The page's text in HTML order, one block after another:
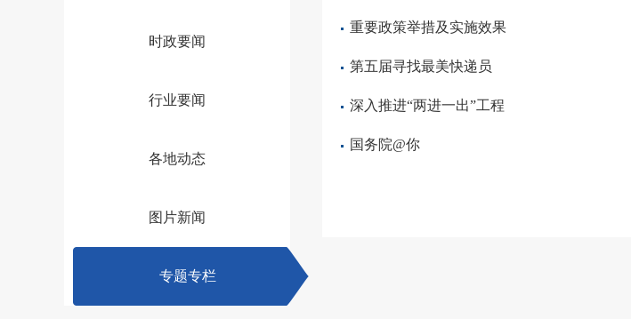
时政要闻
行业要闻
各地动态
图片新闻
专题专栏
重要政策举措及实施效果
第五届寻找最美快递员
深入推进“两进一出”工程
国务院@你